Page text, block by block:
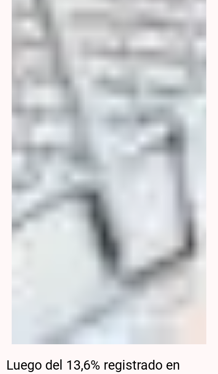
Luego del 13,6% registrado en